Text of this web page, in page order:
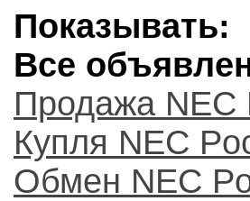
Показывать:
Все
Продажа NEC
Купля NEC
Обмен NEC